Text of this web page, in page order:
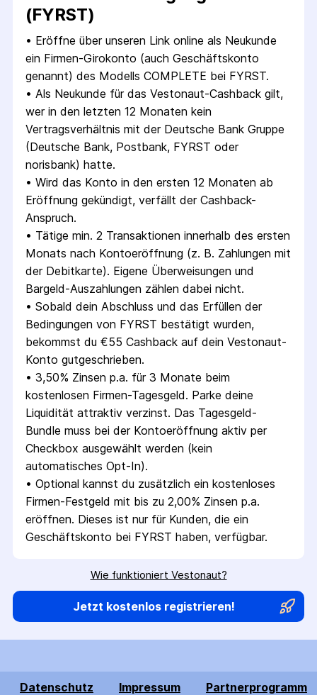
(FYRST)
• Eröffne über unseren Link online als Neukunde
ein Firmen-Girokonto (auch Geschäftskonto
genannt) des Modells COMPLETE bei FYRST.
• Als Neukunde für das Vestonaut-Cashback gilt,
wer in den letzten 12 Monaten kein
Vertragsverhältnis mit der Deutsche Bank Gruppe
(Deutsche Bank, Postbank, FYRST oder
norisbank) hatte.
• Wird das Konto in den ersten 12 Monaten ab
Eröffnung gekündigt, verfällt der Cashback-
Anspruch.
• Tätige min. 2 Transaktionen innerhalb des ersten
Monats nach Kontoeröffnung (z. B. Zahlungen mit
der Debitkarte). Eigene Überweisungen und
Bargeld-Auszahlungen zählen dabei nicht.
• Sobald dein Abschluss und das Erfüllen der
Bedingungen von FYRST bestätigt wurden,
bekommst du €55 Cashback auf dein Vestonaut-
Konto gutgeschrieben.
• 3,50% Zinsen p.a. für 3 Monate beim
kostenlosen Firmen-Tagesgeld. Parke deine
Liquidität attraktiv verzinst. Das Tagesgeld-
Bundle muss bei der Kontoeröffnung aktiv per
Checkbox ausgewählt werden (kein
automatisches Opt-In).
• Optional kannst du zusätzlich ein kostenloses
Firmen-Festgeld mit bis zu 2,00% Zinsen p.a.
eröffnen. Dieses ist nur für Kunden, die ein
Geschäftskonto bei FYRST haben, verfügbar.
Wie funktioniert Vestonaut?
Jetzt kostenlos registrieren!
Datenschutz Impressum Partnerprogramm